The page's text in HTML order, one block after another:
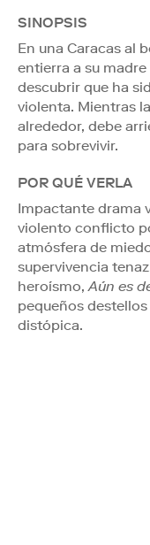
SINOPSIS
En una Caracas al
entierra a su
descubrir que ha
violenta. Mientras
alrededor, debe
para sobrevivir.
POR QUÉ VERLA
Impactante drama
violento conflicto
atmósfera de
supervivencia
heroísmo,Aún es
pequeños
distópica.